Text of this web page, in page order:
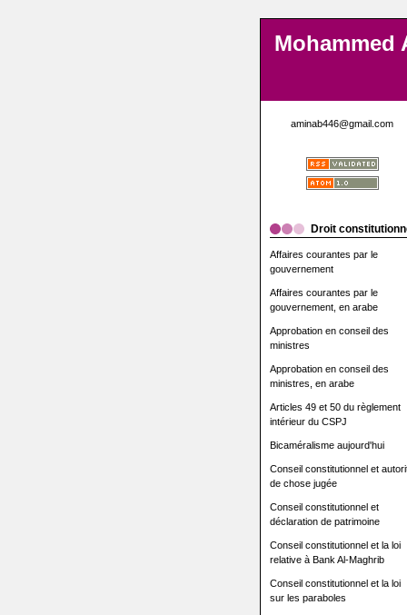
Mohammed
aminab446@gmail.com
Droit
Affaires courantes par le
gouvernement
Affaires courantes par le
gouvernement, en arabe
Approbation en conseil des
ministres
Approbation en conseil des
ministres, en arabe
Articles 49 et 50 du règlement
intérieur du CSPJ
Bicaméralisme aujourd'hui
Conseil constitutionnel et
de chose jugée
Conseil constitutionnel et
déclaration de patrimoine
Conseil constitutionnel et la loi
relative à Bank Al-Maghrib
Conseil constitutionnel et la loi
sur les paraboles